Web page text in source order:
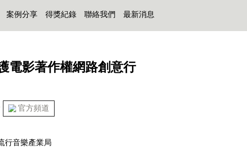
案例分享 得獎紀錄 聯絡我們 最新消息
電影著作權網路創意行
官方頻道
行音樂產業局